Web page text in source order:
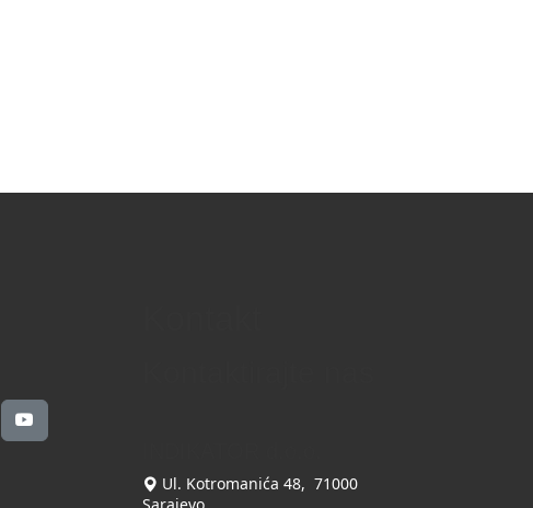
Ul. Kotromanića 48, 71000